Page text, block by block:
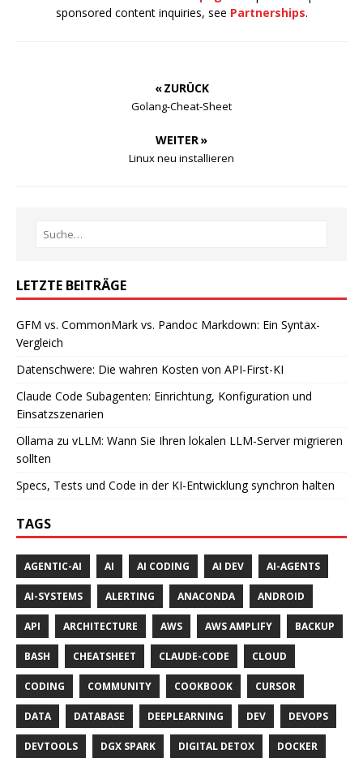
sponsored content inquiries, see Partnerships.
« ZURÜCK
Golang-Cheat-Sheet
WEITER »
Linux neu installieren
LETZTE BEITRÄGE
GFM vs. CommonMark vs. Pandoc Markdown: Ein Syntax-
Vergleich
Datenschwere: Die wahren Kosten von API-First-KI
Claude Code Subagenten: Einrichtung, Konfiguration und
Einsatzszenarien
Ollama zu vLLM: Wann Sie Ihren lokalen LLM-Server migrieren
sollten
Specs, Tests und Code in der KI-Entwicklung synchron halten
TAGS
AGENTIC-AI AI AI CODING AI DEV AI-AGENTS
AI-SYSTEMS ALERTING ANACONDA ANDROID
API ARCHITECTURE AWS AWS AMPLIFY BACKUP
BASH CHEATSHEET CLAUDE-CODE CLOUD
CODING COMMUNITY COOKBOOK CURSOR
DATA DATABASE DEEPLEARNING DEV DEVOPS
DEVTOOLS DGX SPARK DIGITAL DETOX DOCKER